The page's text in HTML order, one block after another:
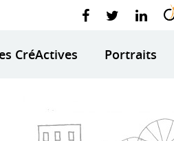
CréActives Portraits